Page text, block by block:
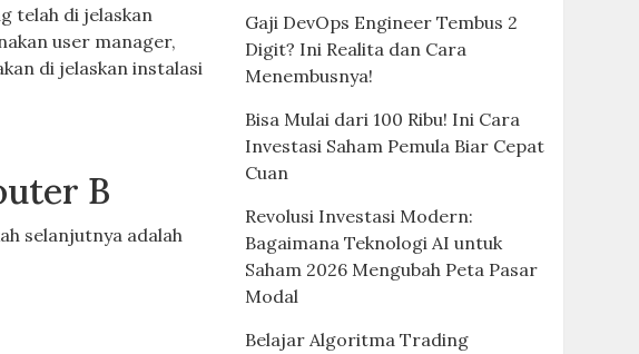
telah di jelaskan
user manager,
di jelaskan instalasi
B
selanjutnya adalah
Gaji DevOps Engineer Tembus 2
Digit? Ini Realita dan Cara
Menembusnya!
Bisa Mulai dari 100 Ribu! Ini Cara
Investasi Saham Pemula Biar Cepat
Cuan
Revolusi Investasi Modern:
Bagaimana Teknologi AI untuk
Saham 2026 Mengubah Peta Pasar
Modal
Belajar Algoritma Trading